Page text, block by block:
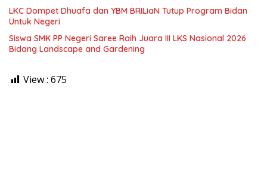
LKC Dompet Dhuafa dan YBM BRILiaN Tutup Program Bidan
Untuk Negeri
Siswa SMK PP Negeri Saree Raih Juara III LKS Nasional 2026
Bidang Landscape and Gardening
View : 675